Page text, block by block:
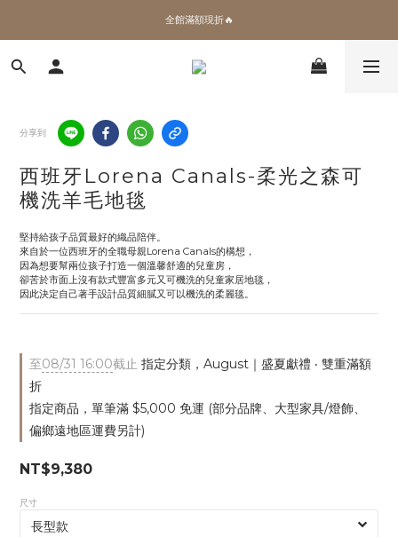
✨加入會員 即領100購物金🎫
全館滿額現折🔥
加拿大Umbra．買千送百🎫
分享到
西班牙Lorena Canals-柔光之森可
機洗羊毛地毯
堅持給孩子品質最好的織品陪伴。
來自於一位西班牙的全職母親Lorena Canals的構想，
因為想要幫兩位孩子打造一個溫馨舒適的兒童房，
卻苦於市面上沒有款式豐富多元又可機洗的兒童家居地毯，
因此決定自己著手設計品質細膩又可以機洗的柔麗毯。
至08/31 16:00截止 指定分類，August｜盛夏獻禮 ‧ 雙重滿額
折
指定商品，單筆滿 $5,000 免運 (部分品牌、大型家具/燈飾、
偏鄉遠地區運費另計)
NT$9,380
尺寸